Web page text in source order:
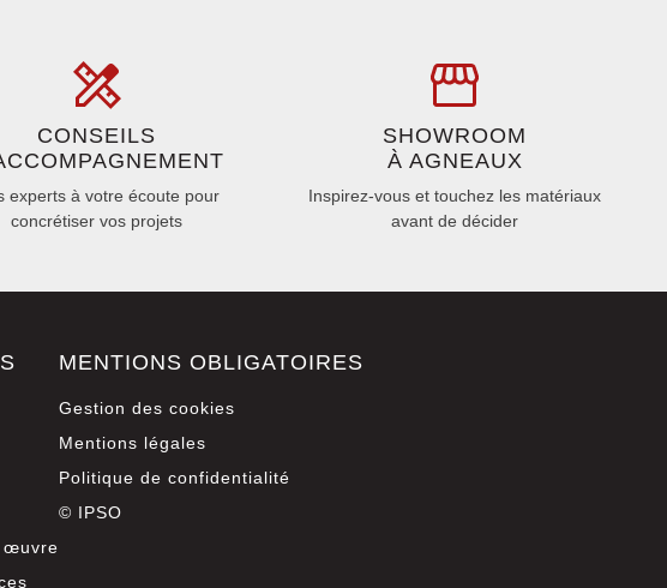
CONSEILS
experts à votre écoute pour
concrétiser vos projets
SHOWROOM
À AGNEAUX
Inspirez-vous et touchez les matériaux
avant de décider
œuvre
MENTIONS OBLIGATOIRES
Gestion des cookies
Mentions légales
Politique de confidentialité
© IPSO